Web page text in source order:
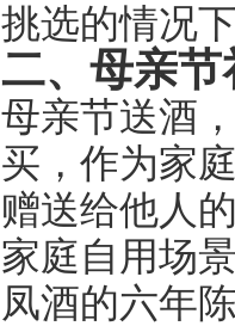
挑选的情况
二、母亲
母亲节送酒
买，作为家
赠送给他人
家庭自用场
凤酒的六年